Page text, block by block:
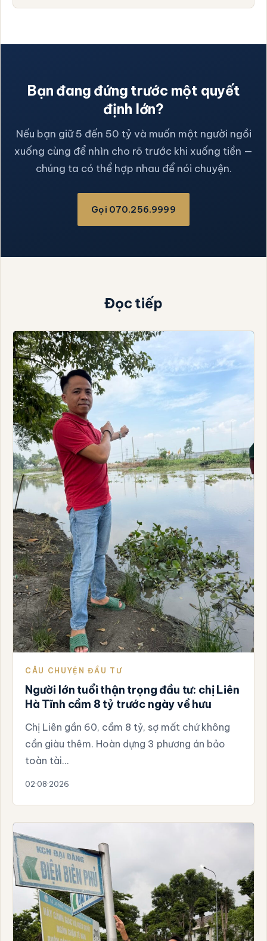
Bạn đang đứng trước một quyết
định lớn?
Nếu bạn giữ 5 đến 50 tỷ và muốn một người ngồi
xuống cùng để nhìn cho rõ trước khi xuống tiền —
chúng ta có thể hợp nhau để nói chuyện.
Gọi 070.256.9999
Đọc tiếp
CÂU CHUYỆN ĐẦU TƯ
Người lớn tuổi thận trọng đầu tư: chị Liên
Hà Tĩnh cầm 8 tỷ trước ngày về hưu
Chị Liên gần 60, cầm 8 tỷ, sợ mất chứ không
cần giàu thêm. Hoàn dựng 3 phương án bảo
toàn tài…
02·08·2026